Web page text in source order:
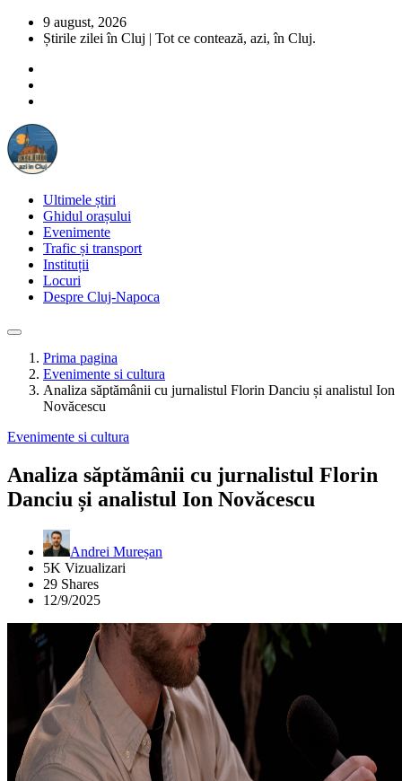
9 august, 2026
Știrile zilei în Cluj | Tot ce contează, azi, în Cluj.
Ultimele știri
Ghidul orașului
Evenimente
Trafic și transport
Instituții
Locuri
Despre Cluj-Napoca
Prima pagina
Evenimente si cultura
Analiza săptămânii cu jurnalistul Florin Danciu și analistul Ion
Novăcescu
Evenimente si cultura
Analiza săptămânii cu jurnalistul Florin
Danciu și analistul Ion Novăcescu
Andrei Mureșan
5K Vizualizari
29 Shares
12/9/2025